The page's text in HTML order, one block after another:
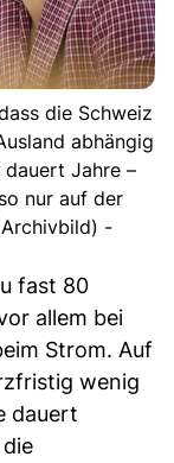
die Schweiz
abhängig
Jahre –
nur auf der
-
fast 80
allem bei
Strom. Auf
wenig
dauert